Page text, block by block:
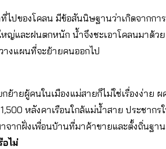
ปของโคลน มีข้อสันนิษฐานว่าเกิดจากกา
ญ่และฝนตกหนัก น้ำจึงชะเอาโคลนมาด้ว
างแผนที่จะย้ายคนออกไป
ย้ายผู้คนในเมืองแม่สายก็ไม่ใช่เรื่องง่าย
หลังคาเรือนใกล้แม่น้ำสาย ประชาก
จากฝั่งเพื่อนบ้านที่มาค้าขายและตั้งถิ่นฐาน
ไม่